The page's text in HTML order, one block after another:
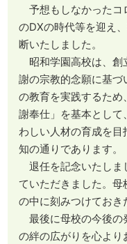
予想もしなかったコ
のDXの時代等を迎え
断いたしました。
昭和学園高校は、創
謝の宗教的念願に基
の教育を実践するた
謝奉仕」を基本として
わしい人材の育成を
知の通りであります。
退任を記念いたしま
ていただきました。
の中に刻みつけておき
最後に母校の今後の
の絆の広がりを心よ